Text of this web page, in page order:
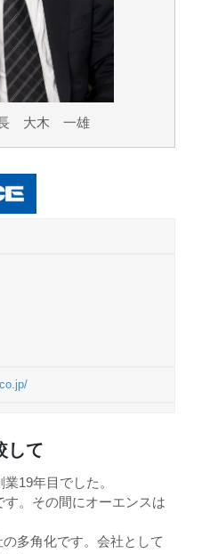
長 大木 一雄
して
19年目でした。
。その間にオーエンスは
多角化です。会社として